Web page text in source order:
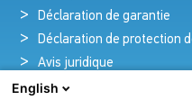
Déclaration de garantie
Déclaration de protection
Avis juridique
English